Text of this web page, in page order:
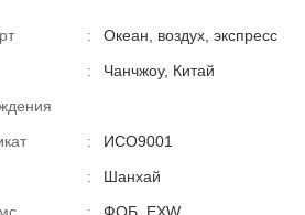
:
Океан, воздух, экспресс
: Чанчжоу, Китай
:
ИСО9001
:
Шанхай